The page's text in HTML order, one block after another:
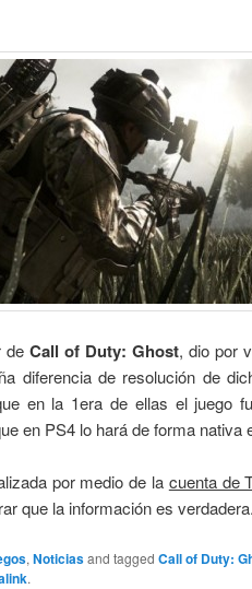
deCall of Duty: Ghost, dio por
diferencia de resolución de
en la 1era de ellas el juego
en PS4 lo hará de forma nativa
por medio de la cuenta de
que la información es verdadera.
,Noticiasand taggedCall of Duty:
.